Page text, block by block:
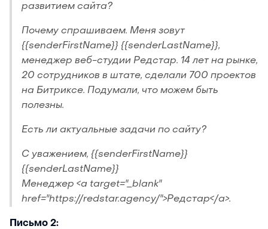
развитием сайта?
Почему спрашиваем. Меня зовут
{{senderFirstName}} {{senderLastName}},
менеджер веб-студии Редстар. 14 лет на рынке,
20 сотрудников в штате, сделали 700 проектов
на Битриксе. Подумали, что можем быть
полезны.
Есть ли актуальные задачи по сайту?
С уважением, {{senderFirstName}}
{{senderLastName}}
Менеджер <a target="_blank"
href="https://redstar.agency/">Редстар</a>.
Письмо 2: